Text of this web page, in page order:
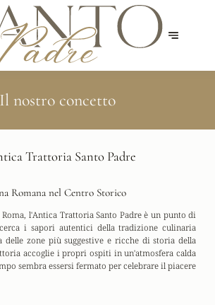
Il nostro concetto
Trattoria Santo Padre
Romana nel Centro Storico
l'Antica Trattoria Santo Padreè un punto di
i sapori autentici dellatradizione culinaria
delle zone più suggestive e ricche di storia della
accoglie i propri ospiti in un'atmosfera calda
sembra essersi fermato per celebrare il piacere